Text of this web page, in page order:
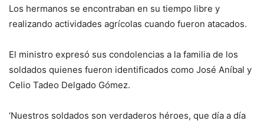
Los hermanos se encontraban en su tiempo libre y
realizando actividades agrícolas cuando fueron atacados.
El ministro expresó sus condolencias a la familia de los
soldados quienes fueron identificados como José Aníbal y
Celio Tadeo Delgado Gómez.
‘Nuestros soldados son verdaderos héroes, que día a día